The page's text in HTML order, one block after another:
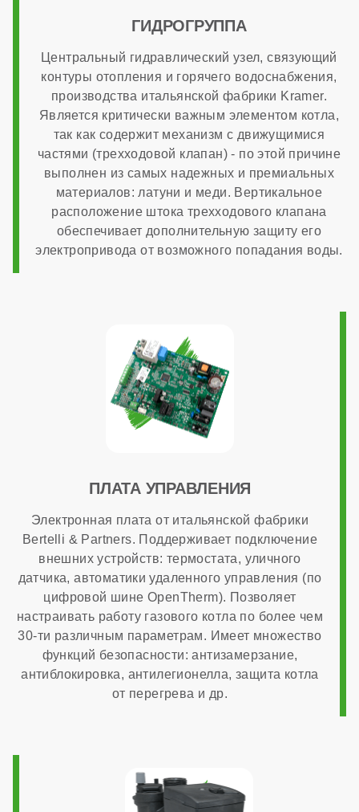
Диаметр патрубков горячего водоснабжения
1/2 дюйма
Диаметр газового патрубка
1/2 дюйма
220 В
Возможность подключения комнатного термостата
Программирование ГВС
Дымоходная система в комплекте
нет
Модуляция мощности
ГИДРОГРУППА
Центральный гидравлический узел, связующий
контуры отопления и горячего водоснабжения,
производства итальянской фабрики Kramer.
Является критически важным элементом котла,
так как содержит механизм с движущимися
частями (трехходовой клапан) - по этой причине
выполнен из самых надежных и премиальных
материалов: латуни и меди. Вертикальное
расположение штока трехходового клапана
обеспечивает дополнительную защиту его
электропривода от возможного попадания воды.
ПЛАТА УПРАВЛЕНИЯ
Электронная плата от итальянской фабрики
Bertelli & Partners. Поддерживает подключение
внешних устройств: термостата, уличного
датчика, автоматики удаленного управления (по
цифровой шине OpenTherm). Позволяет
настраивать работу газового котла по более чем
30-ти различным параметрам. Имеет множество
функций безопасности: антизамерзание,
антиблокировка, антилегионелла, защита котла
от перегрева и др.